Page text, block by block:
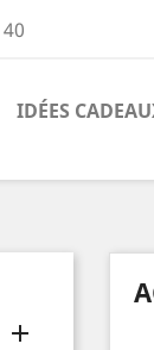
IDÉES
